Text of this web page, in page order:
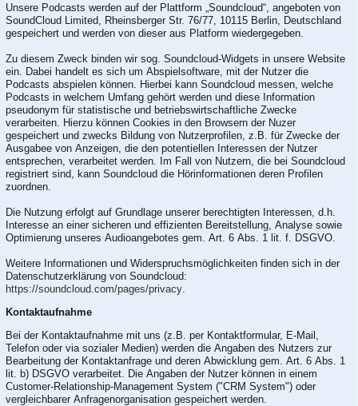
Unsere Podcasts werden auf der Plattform „Soundcloud“, angeboten von
SoundCloud Limited, Rheinsberger Str. 76/77, 10115 Berlin, Deutschland
gespeichert und werden von dieser aus Platform wiedergegeben.
Zu diesem Zweck binden wir sog. Soundcloud-Widgets in unsere Website
ein. Dabei handelt es sich um Abspielsoftware, mit der Nutzer die
Podcasts abspielen können. Hierbei kann Soundcloud messen, welche
Podcasts in welchem Umfang gehört werden und diese Information
pseudonym für statistische und betriebswirtschaftliche Zwecke
verarbeiten. Hierzu können Cookies in den Browsern der Nuzer
gespeichert und zwecks Bildung von Nutzerprofilen, z.B. für Zwecke der
Ausgabee von Anzeigen, die den potentiellen Interessen der Nutzer
entsprechen, verarbeitet werden. Im Fall von Nutzern, die bei Soundcloud
registriert sind, kann Soundcloud die Hörinformationen deren Profilen
zuordnen.
Die Nutzung erfolgt auf Grundlage unserer berechtigten Interessen, d.h.
Interesse an einer sicheren und effizienten Bereitstellung, Analyse sowie
Optimierung unseres Audioangebotes gem. Art. 6 Abs. 1 lit. f. DSGVO.
Weitere Informationen und Widerspruchsmöglichkeiten finden sich in der
Datenschutzerklärung von Soundcloud:
https://soundcloud.com/pages/privacy
Kontaktaufnahme
Bei der Kontaktaufnahme mit uns (z.B. per Kontaktformular, E-Mail,
Telefon oder via sozialer Medien) werden die Angaben des Nutzers zur
Bearbeitung der Kontaktanfrage und deren Abwicklung gem. Art. 6 Abs. 1
lit. b) DSGVO verarbeitet. Die Angaben der Nutzer können in einem
Customer-Relationship-Management System ("CRM System") oder
vergleichbarer Anfragenorganisation gespeichert werden.